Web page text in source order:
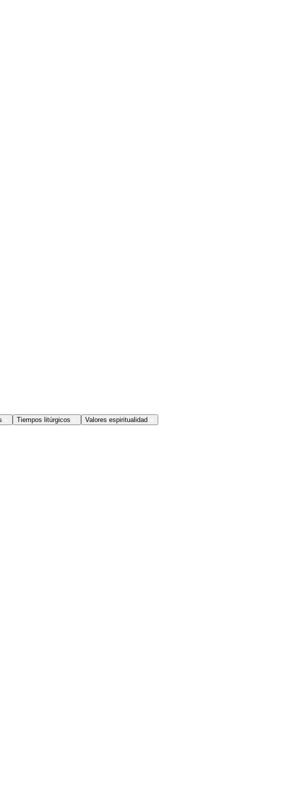
Tiempos litúrgicos Valores espiritualidad